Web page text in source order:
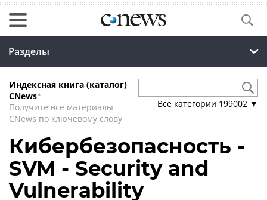
Разделы
Индексная книга (каталог)
CNews*
Получите все материалы
CNews по ключевому слову
Все категории 199002 ▼
Кибербезопасность -
SVM - Security and
Vulnerability